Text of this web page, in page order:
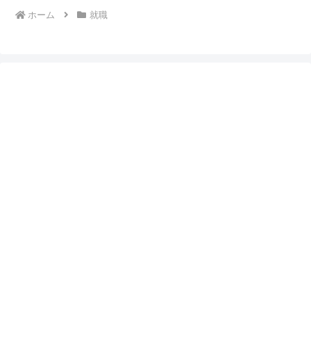
ホーム 就職